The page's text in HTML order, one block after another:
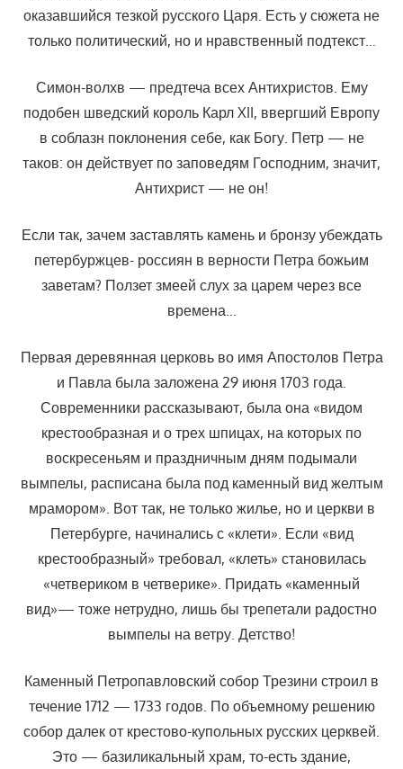
оказавшийся тезкой русского Царя. Есть у сюжета не
только политический, но и нравственный подтекст…
Симон-волхв — предтеча всех Антихристов. Ему
подобен шведский король Карл XII, ввергший Европу
в соблазн поклонения себе, как Богу. Петр — не
таков: он действует по заповедям Господним, значит,
Антихрист — не он!
Если так, зачем заставлять камень и бронзу убеждать
петербуржцев- россиян в верности Петра божьим
заветам? Ползет змеей слух за царем через все
времена…
Первая деревянная церковь во имя Апостолов Петра
и Павла была заложена 29 июня 1703 года.
Современники рассказывают, была она «видом
крестообразная и о трех шпицах, на которых по
воскресеньям и праздничным дням подымали
вымпелы, расписана была под каменный вид желтым
мрамором». Вот так, не только жилье, но и церкви в
Петербурге, начинались с «клети». Если «вид
крестообразный» требовал, «клеть» становилась
«четвериком в четверике». Придать «каменный
вид»— тоже нетрудно, лишь бы трепетали радостно
вымпелы на ветру. Детство!
Каменный Петропавловский собор Трезини строил в
течение 1712 — 1733 годов. По объемному решению
собор далек от крестово-купольных русских церквей.
Это — базиликальный храм, то-есть здание,